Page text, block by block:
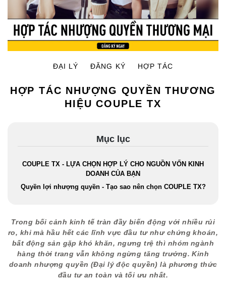
ĐẠI LÝ ĐĂNG KÝ HỢP TÁC
HỢP TÁC NHƯỢNG QUYỀN THƯƠNG
HIỆU COUPLE TX
Mục lục
COUPLE TX - LỰA CHỌN HỢP LÝ CHO NGUỒN VỐN KINH
DOANH CỦA BẠN
Quyền lợi nhượng quyền - Tạo sao nên chọn COUPLE TX?
Trong bối cảnh kinh tế tràn đầy biến động với nhiều rủi
ro, khi mà hầu hết các lĩnh vực đầu tư như chứng khoán,
bất động sản gặp khó khăn, ngưng trệ thì nhóm ngành
hàng thời trang vẫn không ngừng tăng trưởng. Kinh
doanh nhượng quyền (Đại lý độc quyền) là phương thức
đầu tư an toàn và tối ưu nhất.